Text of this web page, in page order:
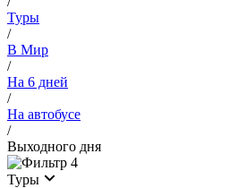
Туры
/
В Мир
/
На 6 дней
/
На автобусе
/
Выходного дня
4
Туры